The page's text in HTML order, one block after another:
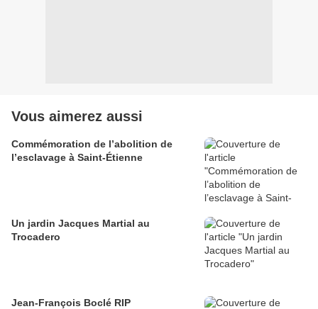
Vous aimerez aussi
Commémoration de l’abolition de
l’esclavage à Saint-Étienne
Un jardin Jacques Martial au
Trocadero
Jean-François Boclé RIP